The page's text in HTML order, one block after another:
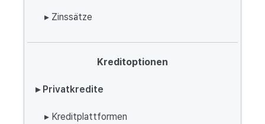
▸ Zinssätze
Kreditoptionen
▸ Privatkredite
▸ Kreditplattformen